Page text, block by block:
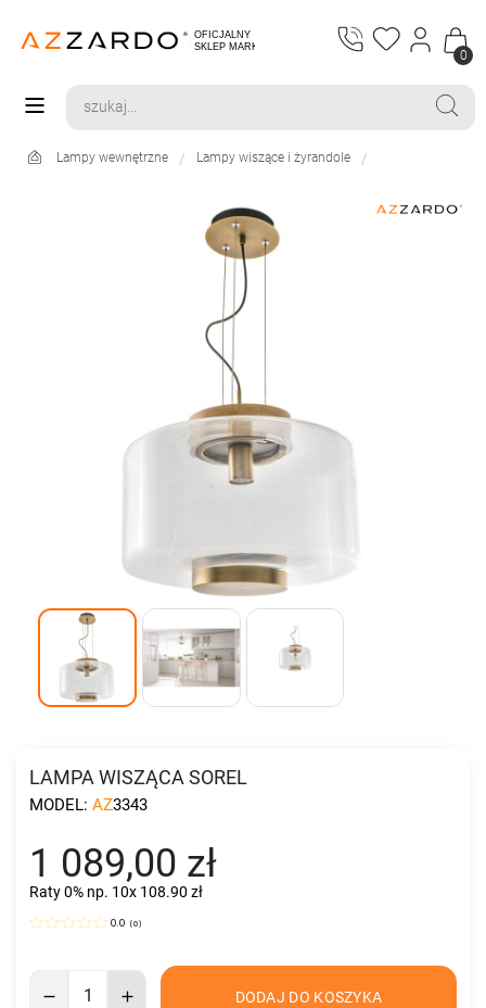
0
Lampy wewnętrzne Lampy wiszące i żyrandole
LAMPA WISZĄCA SOREL
MODEL: AZ3343
1 089,00 zł
Raty 0% np. 10x 108.90 zł
0.0 (0)
DODAJ DO KOSZYKA